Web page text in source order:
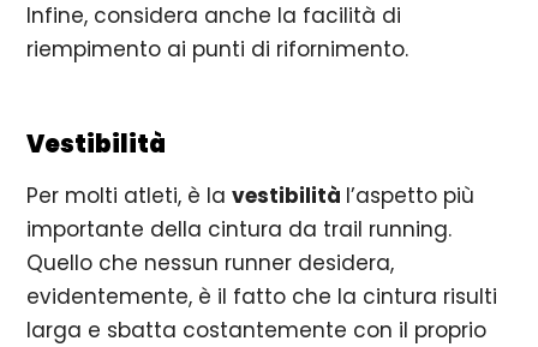
Infine, considera anche la facilità di
riempimento ai punti di rifornimento.
Vestibilità
Per molti atleti, è lavestibilità l’aspetto più
importante della cintura da trail running.
Quello che nessun runner desidera,
evidentemente, è il fatto che la cintura risulti
larga e sbatta costantemente con il proprio